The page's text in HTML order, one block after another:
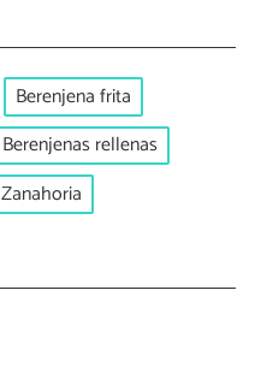
Berenjena frita
Berenjenas rellenas
Zanahoria